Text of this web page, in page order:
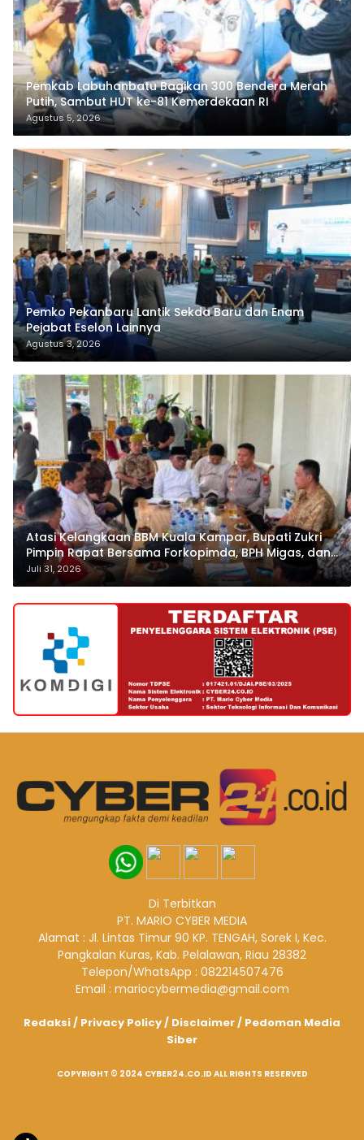
Pemkab Labuhanbatu Bagikan 300 Bendera Merah
Putih, Sambut HUT ke-81 Kemerdekaan RI
Agustus 5, 2026
Pemko Pekanbaru Lantik Sekda Baru dan Enam
Pejabat Eselon Lainnya
Agustus 3, 2026
Atasi Kelangkaan BBM Kuala Kampar, Bupati Zukri
Pimpin Rapat Bersama Forkopimda, BPH Migas, dan
Pertamina
Juli 31, 2026
Di Terbitkan
PT. MARIO CYBER MEDIA
Alamat : Jl. Lintas Timur 90 KP. TENGAH, Sorek I, Kec.
Pangkalan Kuras, Kab. Pelalawan, Riau 28382
Telepon/WhatsApp : 082214507476
Email : mariocybermedia@gmail.com
Redaksi/ Privacy Policy/ Disclaimer/ Pedoman Media
Siber
COPYRIGHT © 2024 CYBER24.CO.ID ALL RIGHTS RESERVED